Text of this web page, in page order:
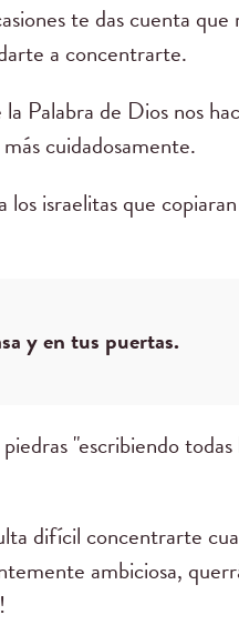
te das cuenta
a concentrarte.
Palabra de Dios nos
cuidadosamente.
israelitas que
y en tus puertas.
"escribiendo
difícil concentrarte
ambiciosa,